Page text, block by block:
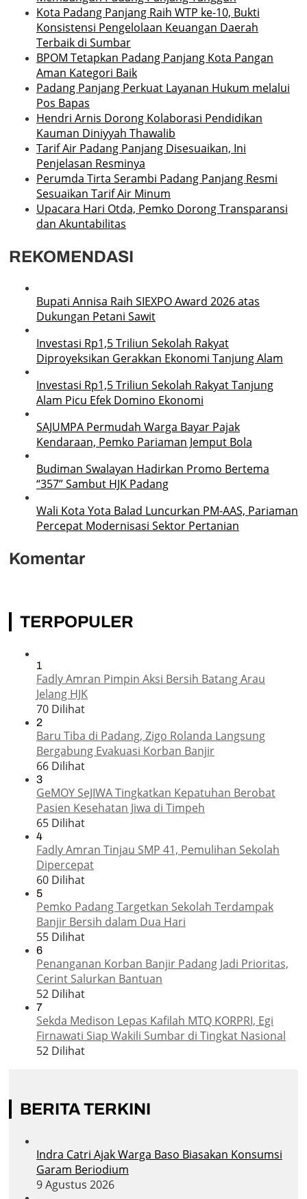
Kota Padang Panjang Raih WTP ke-10, Bukti
Konsistensi Pengelolaan Keuangan Daerah
Terbaik di Sumbar
BPOM Tetapkan Padang Panjang Kota Pangan
Aman Kategori Baik
Padang Panjang Perkuat Layanan Hukum melalui
Pos Bapas
Hendri Arnis Dorong Kolaborasi Pendidikan
Kauman Diniyyah Thawalib
Tarif Air Padang Panjang Disesuaikan, Ini
Penjelasan Resminya
Perumda Tirta Serambi Padang Panjang Resmi
Sesuaikan Tarif Air Minum
Upacara Hari Otda, Pemko Dorong Transparansi
dan Akuntabilitas
REKOMENDASI
Bupati Annisa Raih SIEXPO Award 2026 atas
Dukungan Petani Sawit
Investasi Rp1,5 Triliun Sekolah Rakyat
Diproyeksikan Gerakkan Ekonomi Tanjung Alam
Investasi Rp1,5 Triliun Sekolah Rakyat Tanjung
Alam Picu Efek Domino Ekonomi
SAJUMPA Permudah Warga Bayar Pajak
Kendaraan, Pemko Pariaman Jemput Bola
Budiman Swalayan Hadirkan Promo Bertema
“357” Sambut HJK Padang
Wali Kota Yota Balad Luncurkan PM-AAS, Pariaman
Percepat Modernisasi Sektor Pertanian
Komentar
TERPOPULER
1
Fadly Amran Pimpin Aksi Bersih Batang Arau
Jelang HJK
70 Dilihat
2
Baru Tiba di Padang, Zigo Rolanda Langsung
Bergabung Evakuasi Korban Banjir
66 Dilihat
3
GeMOY SeJIWA Tingkatkan Kepatuhan Berobat
Pasien Kesehatan Jiwa di Timpeh
65 Dilihat
4
Fadly Amran Tinjau SMP 41, Pemulihan Sekolah
Dipercepat
60 Dilihat
5
Pemko Padang Targetkan Sekolah Terdampak
Banjir Bersih dalam Dua Hari
55 Dilihat
6
Penanganan Korban Banjir Padang Jadi Prioritas,
Cerint Salurkan Bantuan
52 Dilihat
7
Sekda Medison Lepas Kafilah MTQ KORPRI, Egi
Firnawati Siap Wakili Sumbar di Tingkat Nasional
52 Dilihat
BERITA TERKINI
Indra Catri Ajak Warga Baso Biasakan Konsumsi
Garam Beriodium
9 Agustus 2026